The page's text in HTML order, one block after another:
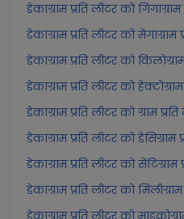
डेकाग्राम प्रति लीटर को
डेकाग्राम प्रति लीटर को
डेकाग्राम प्रति लीटर को
डेकाग्राम प्रति लीटर को
डेकाग्राम प्रति लीटर को ग्राम
डेकाग्राम प्रति लीटर को
डेकाग्राम प्रति लीटर को
डेकाग्राम प्रति लीटर को
डेकाग्राम प्रति लीटर को